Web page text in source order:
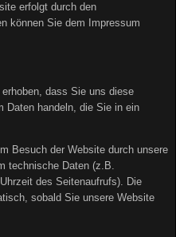
erfolgt durch den
können Sie dem Impressum
dass Sie uns diese
Daten handeln, die Sie in ein
Besuch der Website durch unsere
technische Daten (z.B.
des Seitenaufrufs). Die
sobald Sie unsere Website